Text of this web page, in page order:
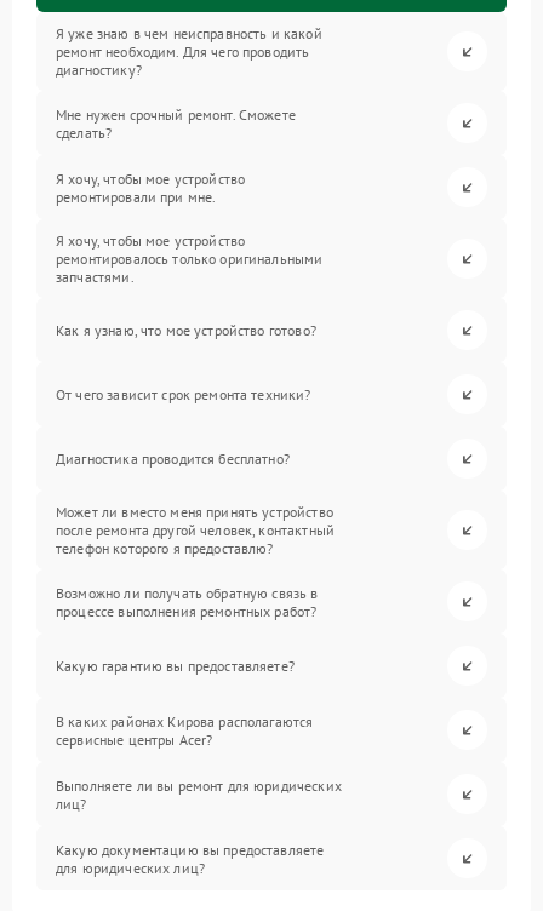
Я уже знаю в чем неисправность и какой
ремонт необходим. Для чего проводить
диагностику?
Мне нужен срочный ремонт. Сможете
сделать?
Я хочу, чтобы мое устройство
ремонтировали при мне.
Я хочу, чтобы мое устройство
ремонтировалось только оригинальными
запчастями.
Как я узнаю, что мое устройство готово?
От чего зависит срок ремонта техники?
Диагностика проводится бесплатно?
Может ли вместо меня принять устройство
после ремонта другой человек, контактный
телефон которого я предоставлю?
Возможно ли получать обратную связь в
процессе выполнения ремонтных работ?
Какую гарантию вы предоставляете?
В каких районах Кирова располагаются
сервисные центры Acer?
Выполняете ли вы ремонт для юридических
лиц?
Какую документацию вы предоставляете
для юридических лиц?